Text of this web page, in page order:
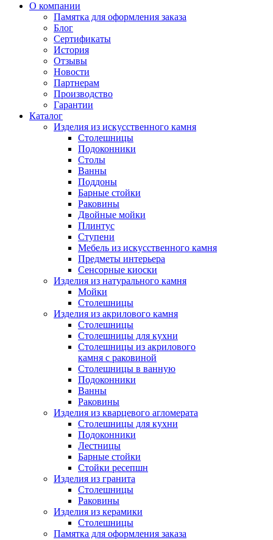
О компании
Памятка для оформления заказа
Блог
Сертификаты
История
Отзывы
Новости
Партнерам
Производство
Гарантии
Каталог
Изделия из искусственного камня
Столешницы
Подоконники
Столы
Ванны
Поддоны
Барные стойки
Раковины
Двойные мойки
Плинтус
Ступени
Мебель из искусственного камня
Предметы интерьера
Сенсорные киоски
Изделия из натурального камня
Мойки
Столешницы
Изделия из акрилового камня
Столешницы
Столешницы для кухни
Столешницы из акрилового
камня с раковиной
Столешницы в ванную
Подоконники
Ванны
Раковины
Изделия из кварцевого агломерата
Столешницы для кухни
Подоконники
Лестницы
Барные стойки
Стойки ресепшн
Изделия из гранита
Столешницы
Раковины
Изделия из керамики
Столешницы
Памятка для оформления заказа